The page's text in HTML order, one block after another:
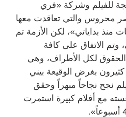
للفيلم وشركة «فري
محروس والتي تعاقدت معها
منذ بداياتي»، لكن الأزمة تم
وتم الاتفاق على كافة
لكل الأطراف، وهي
كثيرون بغرض الوقيعة بيني
نجح نجاحاً مبهراً وحقق
مع أفلام كبيرة استمرت